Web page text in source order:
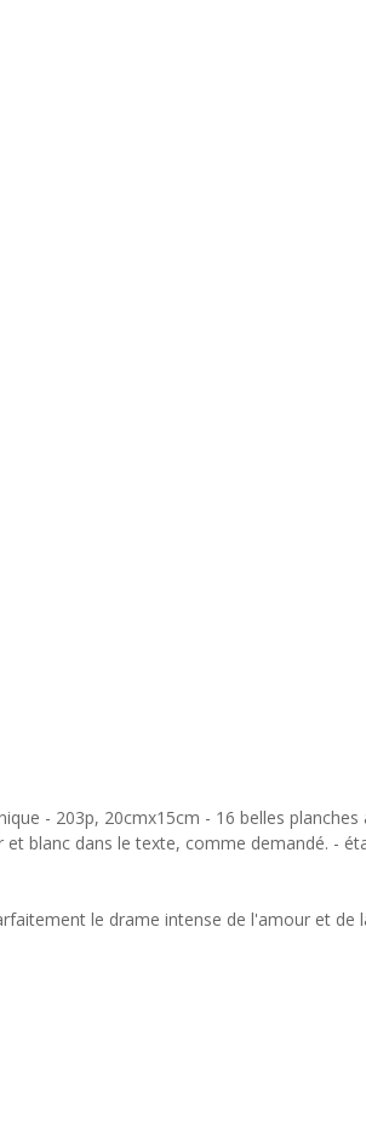
- 203p, 20cmx15cm - 16 belles
blanc dans le texte, comme demandé. -
le drame intense de l'amour et